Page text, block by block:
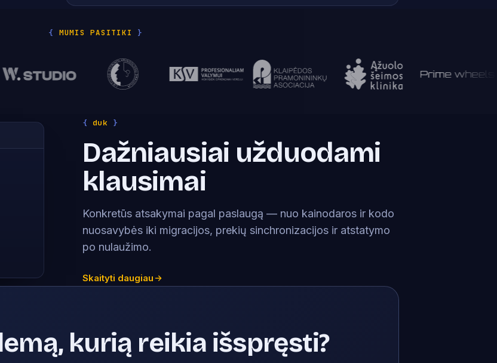
{ MUMIS PASITIKI }
{ duk }
Dažniausiai užduodami
klausimai
Konkretūs atsakymai pagal paslaugą — nuo kainodaros ir kodo
nuosavybės iki migracijos, prekių sinchronizacijos ir atstatymo
po nulaužimo.
Skaityti daugiau
kurią reikia išspręsti?